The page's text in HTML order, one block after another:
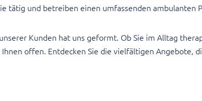
tätig und betreiben einen umfassenden ambulanten
Kunden hat uns geformt. Ob Sie im Alltag
offen. Entdecken Sie die vielfältigen Angebote,